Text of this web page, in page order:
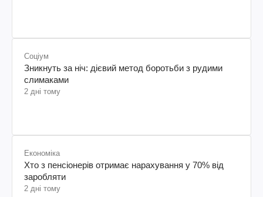
Соціум
Зникнуть за ніч: дієвий метод боротьби з рудими
слимаками
2 дні тому
Економіка
Хто з пенсіонерів отримає нарахування у 70% від
заробляти
2 дні тому